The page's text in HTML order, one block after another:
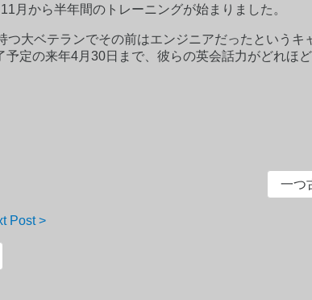
月から半年間のトレーニングが始まりました。
大ベテランでその前はエンジニアだったというキ
定の来年4月30日まで、彼らの英会話力がどれほ
一つ
Post >